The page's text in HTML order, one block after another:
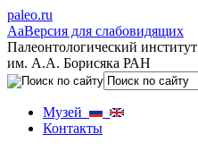
paleo.ru
AaВерсия для слабовидящих
Палеонтологический институт
им. А.А. Борисяка РАН
Музей
Контакты